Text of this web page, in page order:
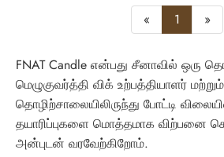
« 1 »
FNAT Candle என்பது சீனாவில் ஒரு
மெழுகுவர்த்தி விக் உற்பத்தியாளர்
தொழிற்சாலையிலிருந்து போட்டி
தயாரிப்புகளை மொத்தமாக விற்பனை
அன்புடன் வரவேற்கிறோம்.